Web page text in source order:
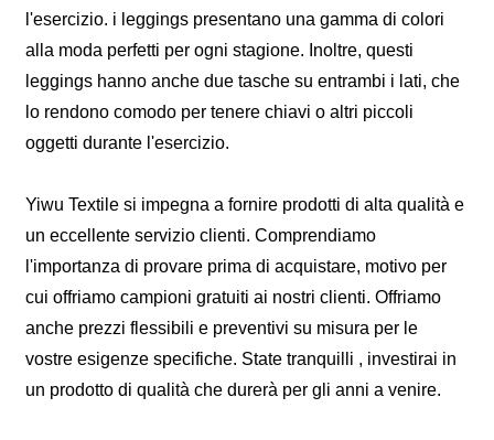
l'esercizio. i leggings presentano una gamma di colori
alla moda perfetti per ogni stagione. Inoltre, questi
leggings hanno anche due tasche su entrambi i lati, che
lo rendono comodo per tenere chiavi o altri piccoli
oggetti durante l'esercizio.
Yiwu Textile si impegna a fornire prodotti di alta qualità e
un eccellente servizio clienti. Comprendiamo
l'importanza di provare prima di acquistare, motivo per
cui offriamo campioni gratuiti ai nostri clienti. Offriamo
anche prezzi flessibili e preventivi su misura per le
vostre esigenze specifiche. State tranquilli , investirai in
un prodotto di qualità che durerà per gli anni a venire.